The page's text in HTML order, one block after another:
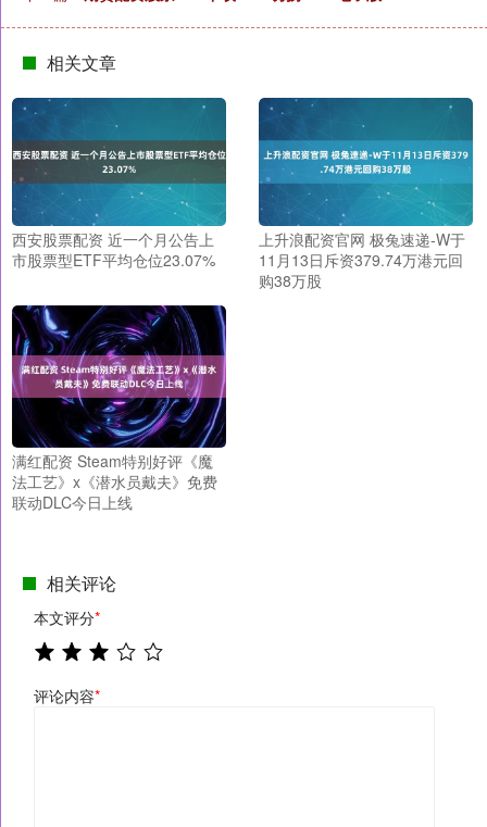
相关文章
西安股票配资 近一个月公告上
市股票型ETF平均仓位23.07%
上升浪配资官网 极兔速递-W于
11月13日斥资379.74万港元回
购38万股
满红配资 Steam特别好评《魔
法工艺》x《潜水员戴夫》免费
联动DLC今日上线
相关评论
本文评分*
评论内容*